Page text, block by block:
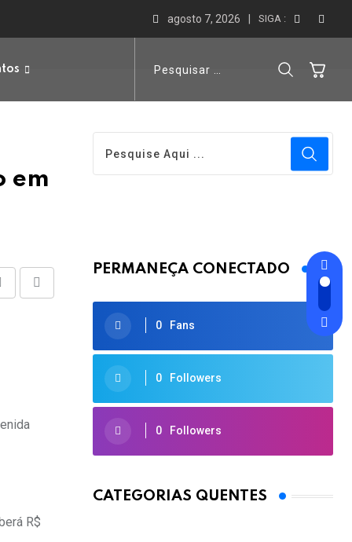
agosto 7, 2026 SIGA :
em
R$
PERMANEÇA CONECTADO
0 Fans
0 Followers
0 Followers
CATEGORIAS QUENTES